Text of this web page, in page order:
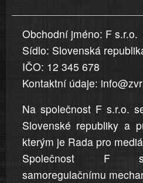
uvedena,
jsou
přesná
a
úplná
Obchodní jméno: F s.r.o.
Sídlo: Slovenská
IČO: 12 345 678
Kontaktní údaje:
Na společnost F s.r.o.
Slovenské republiky a
kterým je Rada pro
Společnost F
samoregulačnímu